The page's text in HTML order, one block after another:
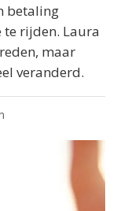
betaling
te rijden. Laura
maar
veranderd.